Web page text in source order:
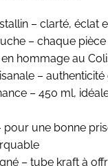
– clarté, éclat
– chaque
hommage au
– authenticité
– 450 ml,
pour une bonne
– tube kraft à